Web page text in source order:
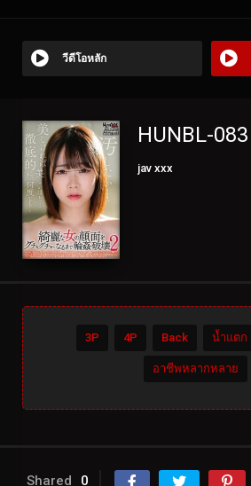
วีดีโอหลัก
HUNBL-083
jav xxx
3P 4P Back น้ำแตก
อาชีพหลากหลาย
Shared 0